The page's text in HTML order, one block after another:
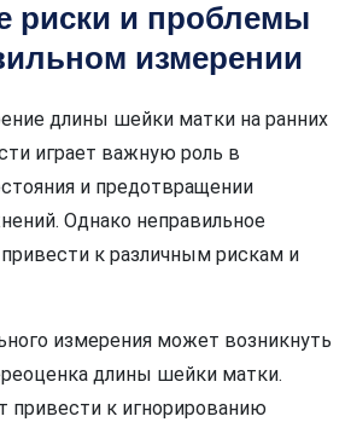
риски и проблемы
измерении
длины шейки матки на ранних
играет важную роль в
и предотвращении
Однако неправильное
к различным рискам и
измерения может возникнуть
длины шейки матки.
привести к игнорированию